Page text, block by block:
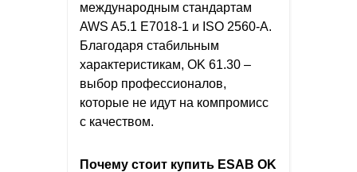
международным стандартам
AWS A5.1 E7018-1 и ISO 2560-A.
Благодаря стабильным
характеристикам, OK 61.30 –
выбор профессионалов,
которые не идут на компромисс
с качеством.
Почему стоит купить ESAB OK